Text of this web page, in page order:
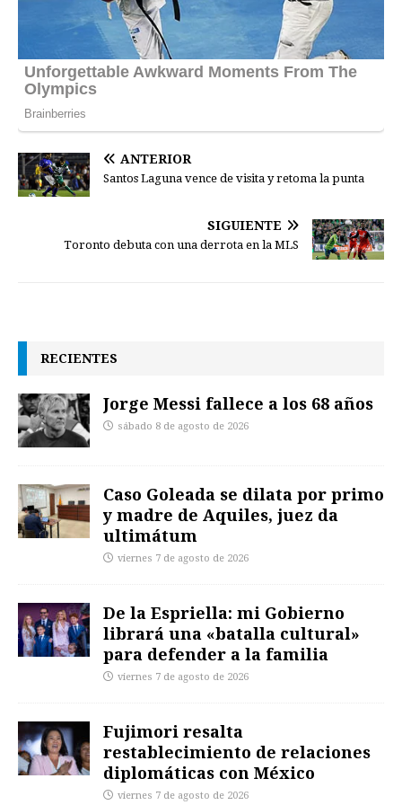
ANTERIOR
Santos Laguna vence de visita y retoma la punta
SIGUIENTE
Toronto debuta con una derrota en la MLS
RECIENTES
Jorge Messi fallece a los 68 años
sábado 8 de agosto de 2026
Caso Goleada se dilata por primo
y madre de Aquiles, juez da
ultimátum
viernes 7 de agosto de 2026
De la Espriella: mi Gobierno
librará una «batalla cultural»
para defender a la familia
viernes 7 de agosto de 2026
Fujimori resalta
restablecimiento de relaciones
diplomáticas con México
viernes 7 de agosto de 2026